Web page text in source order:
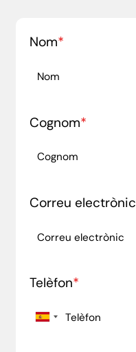
Nom*
Cognom*
Correu electrònic
Telèfon*